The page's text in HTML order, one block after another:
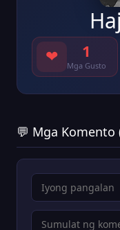
❤ 1
Mga Gusto
💬 Mga Komento